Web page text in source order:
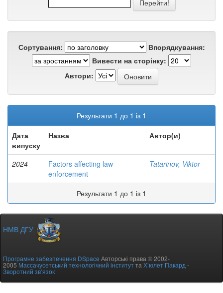
Сортування:
Впорядкування:
Вивести на сторінку:
Автори:
Результати 1 до 1 із 1
Дата
випуску
Назва Автор(и)
2024
Factors affecting law
enforcement
Tatarinov, Viktor
Результати 1 до 1 із 1
НМВ ДГУ
Програмне забезпечення DSpace Авторські права © 2002-
2005Массачусетський технологічний інститутта Х’юлет Пакард -
Зворотний зв’язок